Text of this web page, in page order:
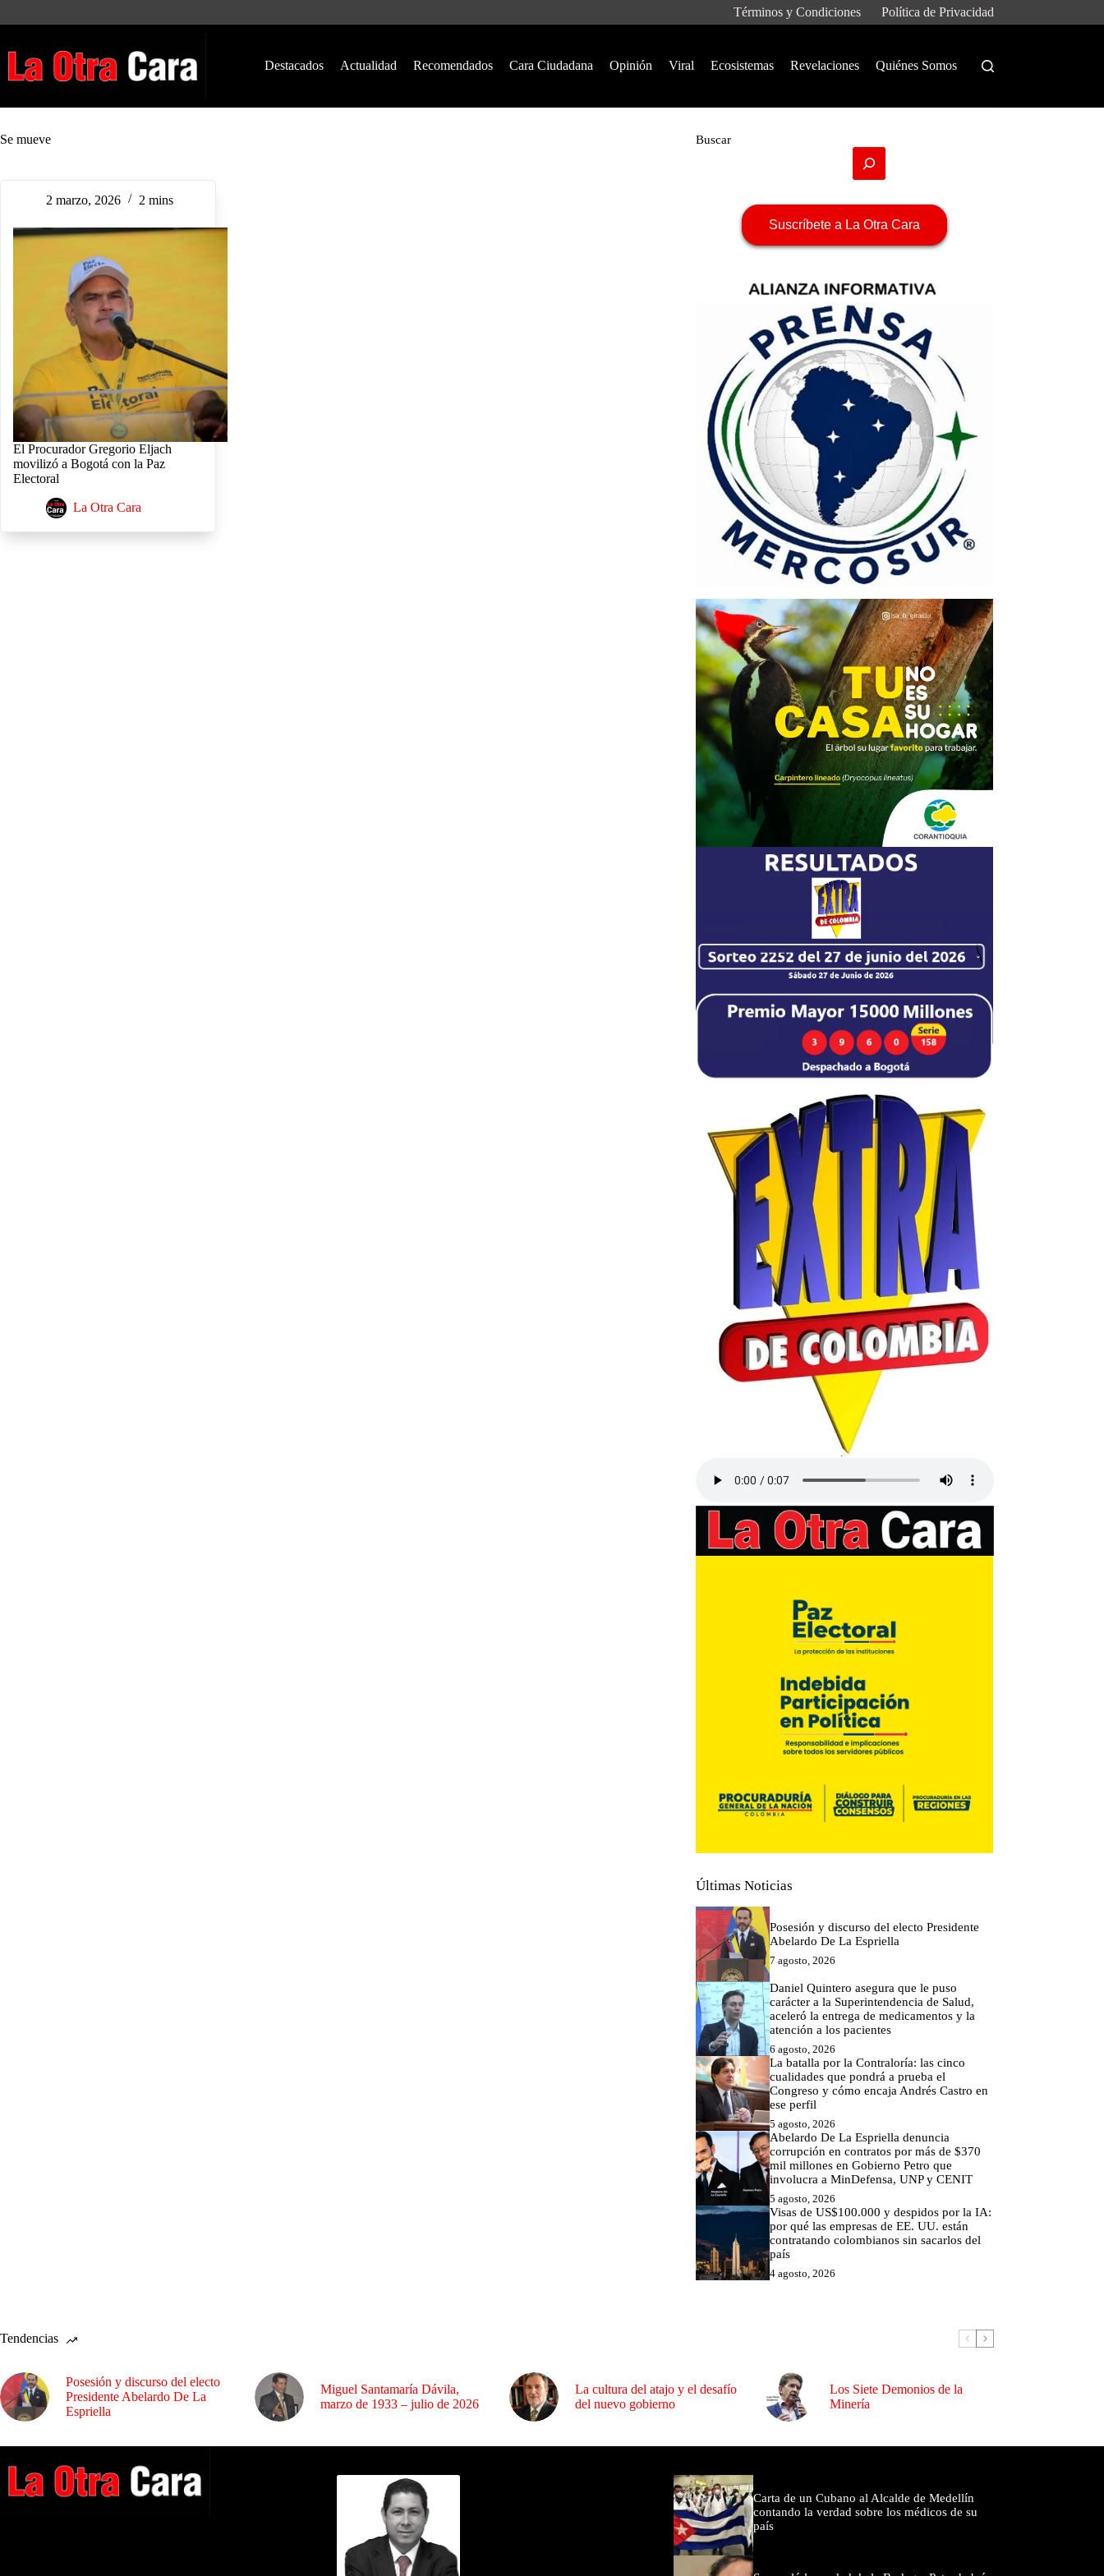
Términos y Condiciones Política de Privacidad
Destacados Actualidad Recomendados Cara Ciudadana Opinión Viral Ecosistemas Revelaciones Quiénes Somos
Se mueve
2 marzo, 2026 2 mins
El Procurador Gregorio Eljach
movilizó a Bogotá con la Paz
Electoral
La Otra Cara
Buscar
Suscríbete a La Otra Cara
Últimas Noticias
Posesión y discurso del electo Presidente
Abelardo De La Espriella
7 agosto, 2026
Daniel Quintero asegura que le puso
carácter a la Superintendencia de Salud,
aceleró la entrega de medicamentos y la
atención a los pacientes
6 agosto, 2026
La batalla por la Contraloría: las cinco
cualidades que pondrá a prueba el
Congreso y cómo encaja Andrés Castro en
ese perfil
5 agosto, 2026
Abelardo De La Espriella denuncia
corrupción en contratos por más de $370
mil millones en Gobierno Petro que
involucra a MinDefensa, UNP y CENIT
5 agosto, 2026
Visas de US$100.000 y despidos por la IA:
por qué las empresas de EE. UU. están
contratando colombianos sin sacarlos del
país
4 agosto, 2026
Tendencias
Posesión y discurso del electo
Presidente Abelardo De La
Espriella
Miguel Santamaría Dávila,
marzo de 1933 – julio de 2026
La cultura del atajo y el desafío
del nuevo gobierno
Los Siete Demonios de la
Minería
Carta de un Cubano al Alcalde de Medellín
contando la verdad sobre los médicos de su
país